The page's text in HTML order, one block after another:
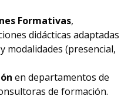
Formativas,
didácticas adaptadas
modalidades (presencial,
en departamentos de
de formación.